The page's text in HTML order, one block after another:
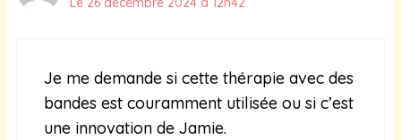
Je me demande si cette thérapie avec des
bandes est couramment utilisée ou si c’est
une innovation de Jamie.